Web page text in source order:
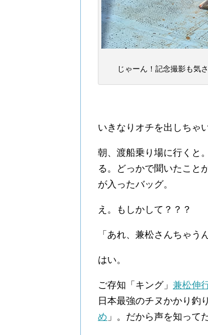
じゃーん！記念撮影も気
いきなりオチを出しちゃ
朝、渡船乗り場に行くと
る。どっかで聞いたこと
が入ったバッグ。
え。もしかして？？？
「あれ、兼松さんちゃう
はい。
ご存知「キング」 兼松伸
日本最強のチヌかかり釣
め 」。だから声を知って